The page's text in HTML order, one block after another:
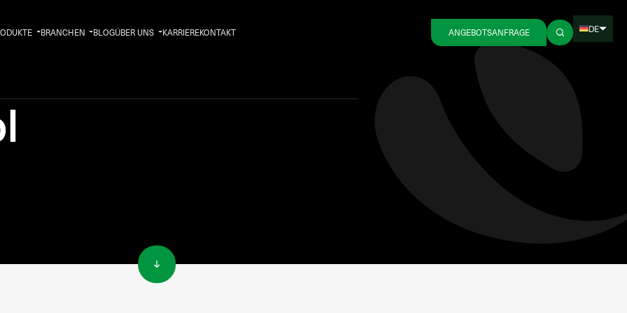
BRANCHEN BLOGÜBER UNS KARRIEREKONTAKT ANGEBOTSANFRAGE DE